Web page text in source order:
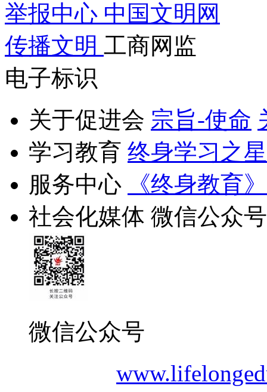
举报中心 中国文明网
传播文明 工商网监
电子标识
关于促进会 宗旨-使命
学习教育 终身学习之星
服务中心
《终身教育》
社会化媒体 微信公众号
微信公众号